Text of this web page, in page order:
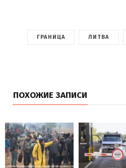
ГРАНИЦА ЛИТВА
ПОХОЖИЕ ЗАПИСИ